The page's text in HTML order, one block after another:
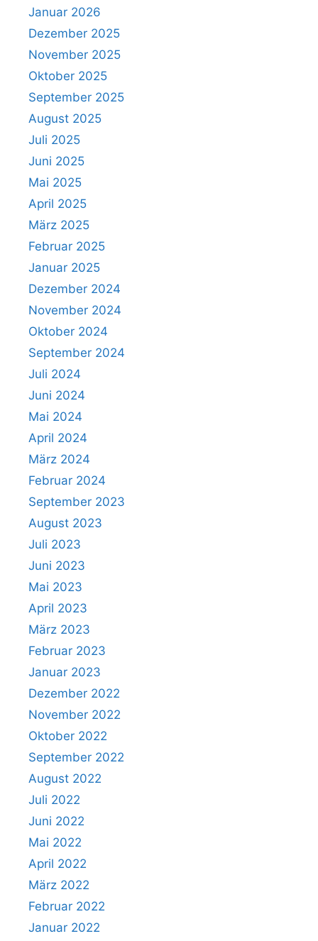
Januar 2026
Dezember 2025
November 2025
Oktober 2025
September 2025
August 2025
Juli 2025
Juni 2025
Mai 2025
April 2025
März 2025
Februar 2025
Januar 2025
Dezember 2024
November 2024
Oktober 2024
September 2024
Juli 2024
Juni 2024
Mai 2024
April 2024
März 2024
Februar 2024
September 2023
August 2023
Juli 2023
Juni 2023
Mai 2023
April 2023
März 2023
Februar 2023
Januar 2023
Dezember 2022
November 2022
Oktober 2022
September 2022
August 2022
Juli 2022
Juni 2022
Mai 2022
April 2022
März 2022
Februar 2022
Januar 2022